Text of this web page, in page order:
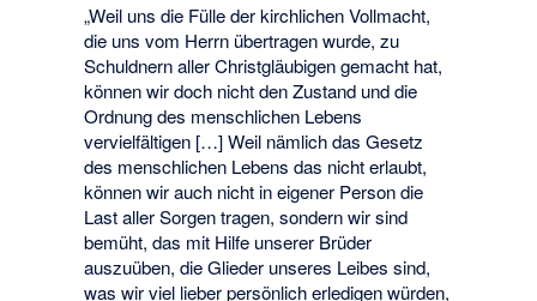
„Weil uns die Fülle der kirchlichen Vollmacht,
die uns vom Herrn übertragen wurde, zu
Schuldnern aller Christgläubigen gemacht hat,
können wir doch nicht den Zustand und die
Ordnung des menschlichen Lebens
vervielfältigen […] Weil nämlich das Gesetz
des menschlichen Lebens das nicht erlaubt,
können wir auch nicht in eigener Person die
Last aller Sorgen tragen, sondern wir sind
bemüht, das mit Hilfe unserer Brüder
auszuüben, die Glieder unseres Leibes sind,
was wir viel lieber persönlich erledigen würden,